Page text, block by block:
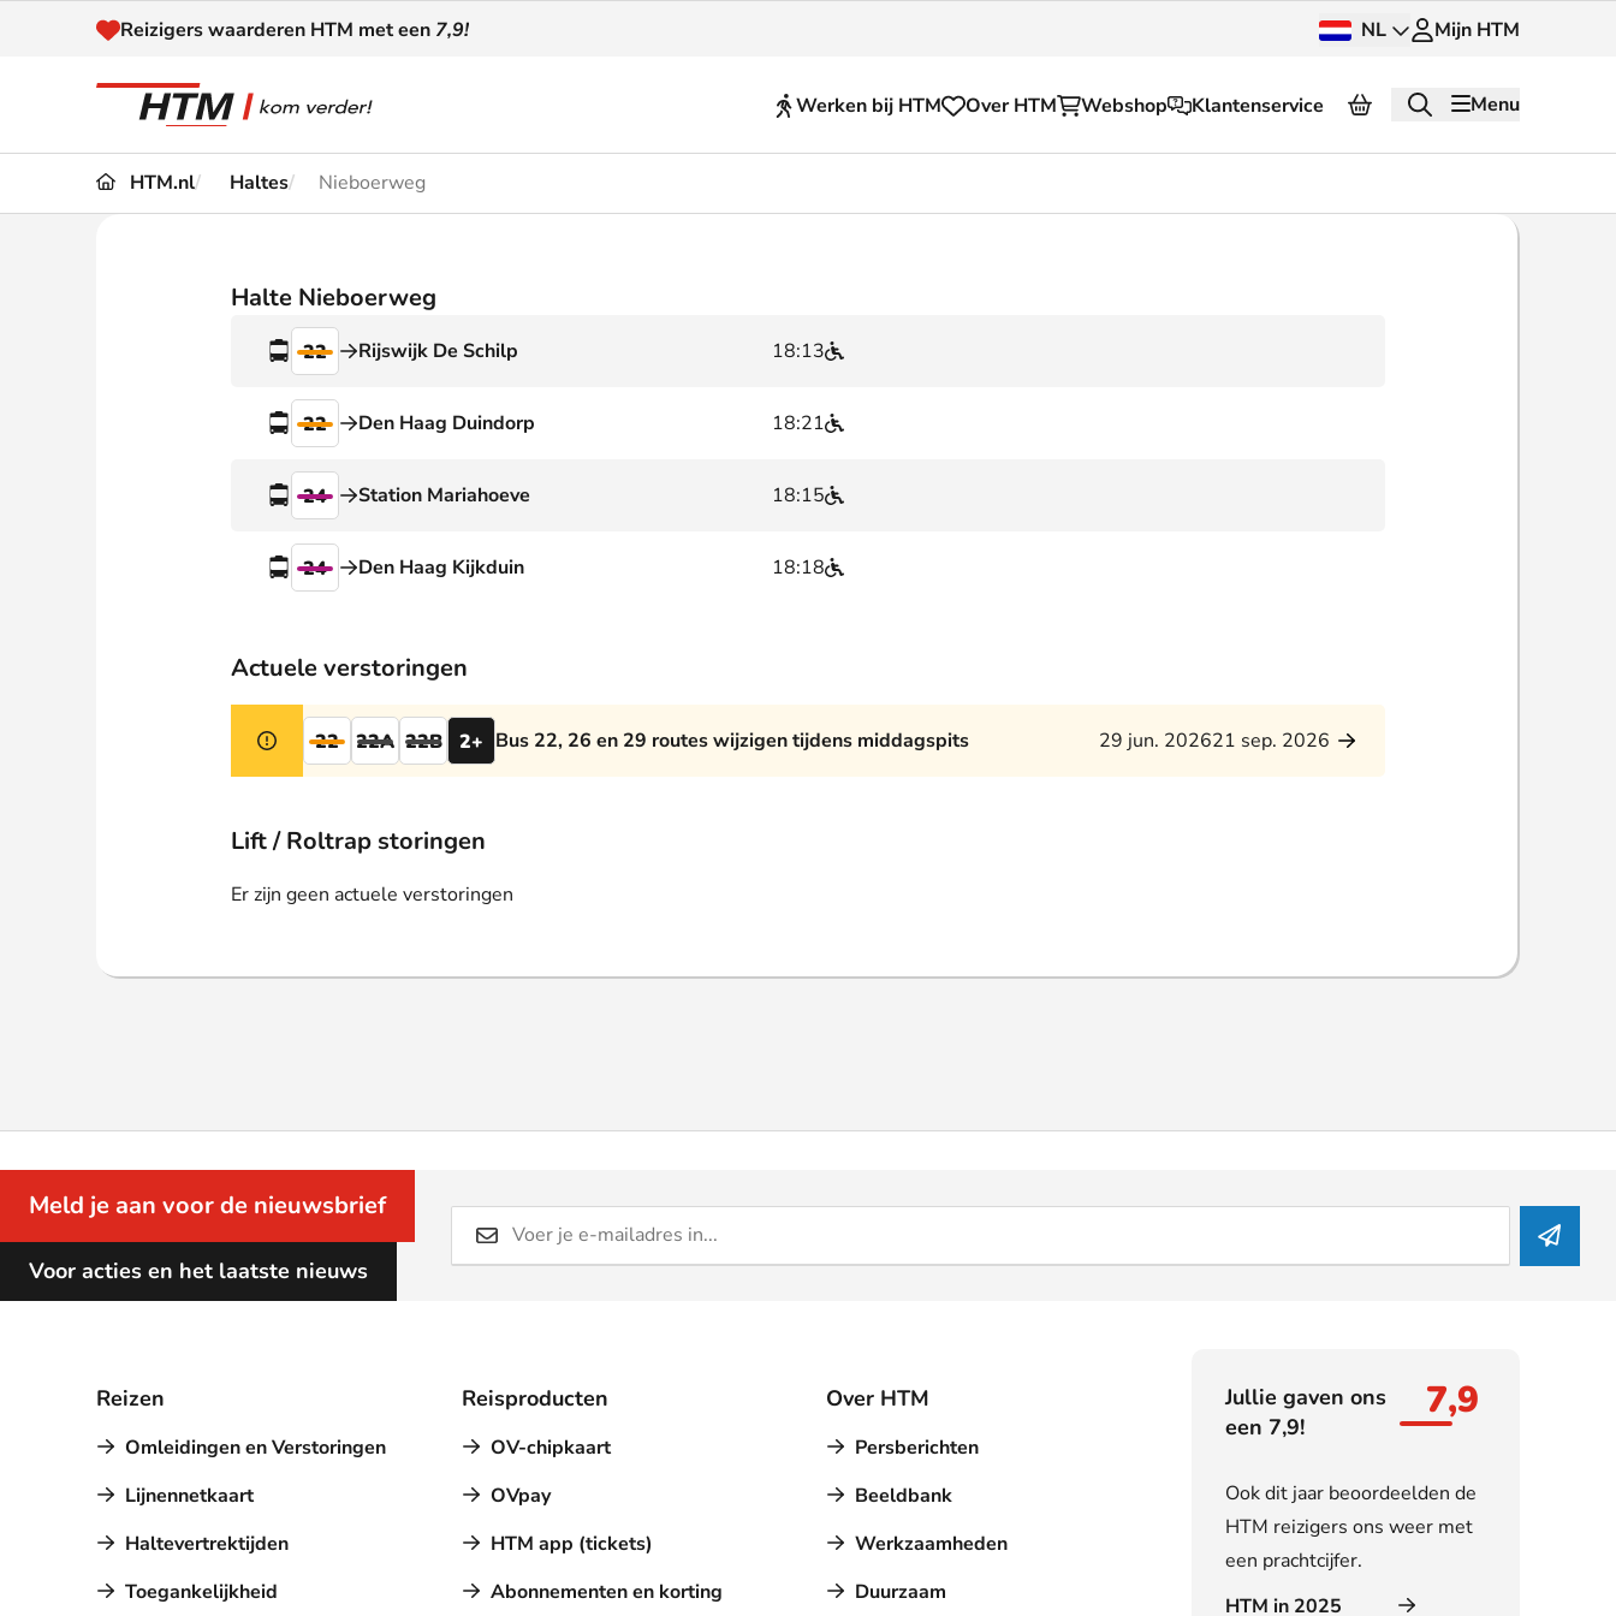
Naar inhoud
Reizigers waarderen HTM met een 7,9! NL Mijn HTM
Werken bij HTM Over HTM Webshop Klantenservice Menu
Omleidingen en
Klantenservice
Toegankelijkheid
Haagse Hopper
HTM.nl Haltes Nieboerweg
Halte Nieboerweg
22 18:13
Rijswijk De Schilp
22 18:21
Den Haag Duindorp
24 18:15
Station Mariahoeve
24 18:18
Den Haag Kijkduin
Actuele verstoringen
22 22A 22B 2+ Bus 22, 26 en 29 routes wijzigen tijdens middagspits 29 jun. 202621 sep. 2026
Lift / Roltrap storingen
Er zijn geen actuele verstoringen
Meld je aan voor de nieuwsbrief
Voor acties en het laatste nieuws
Reizen
Omleidingen en Verstoringen
Lijnennetkaart
Haltevertrektijden
Toegankelijkheid
Reisproducten
OV-chipkaart
OVpay
HTM app (tickets)
Abonnementen en korting
Over HTM
Persberichten
Beeldbank
Werkzaamheden
Duurzaam
Jullie gaven ons
een 7,9!
7,9
Ook dit jaar beoordeelden de
HTM reizigers ons weer met
een prachtcijfer.
HTM in 2025